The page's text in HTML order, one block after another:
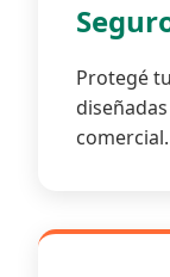
Protegé
comercial.